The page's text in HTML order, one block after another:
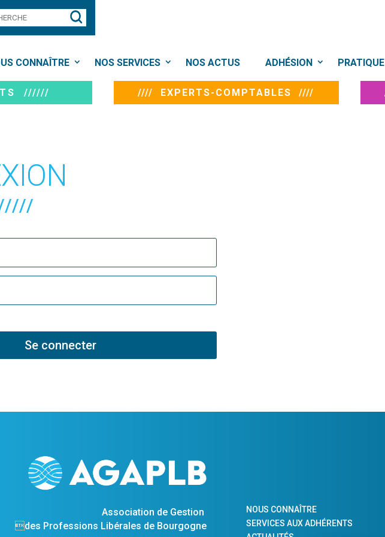
CONNAÎTRE NOS SERVICES NOS ACTUS ADHÉSION PRATIQUE
////// //// EXPERTS-COMPTABLES ////
Se connecter
Association de Gestion
des Professions Libérales de Bourgogne
NOUS CONNAÎTRE
SERVICES AUX ADHÉRENTS